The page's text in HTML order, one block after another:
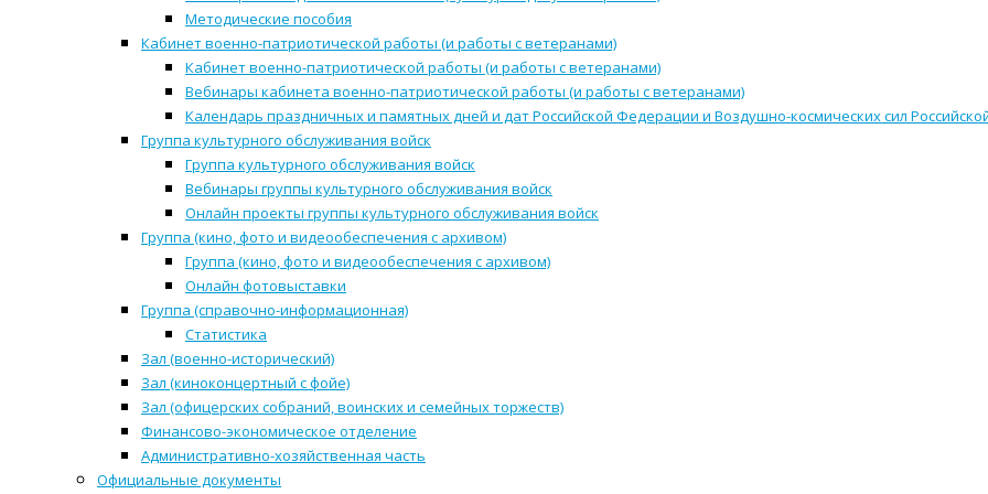
Методические пособия
Кабинет военно-патриотической работы (и работы с ветеранами)
Кабинет военно-патриотической работы (и работы с ветеранами)
Вебинары кабинета военно-патриотической работы (и работы с ветеранами)
Календарь праздничных и памятных дней и дат Российской Федерации и Воздушно-космических сил
Группа культурного обслуживания войск
Группа культурного обслуживания войск
Вебинары группы культурного обслуживания войск
Онлайн проекты группы культурного обслуживания войск
Группа (кино, фото и видеообеспечения с архивом)
Группа (кино, фото и видеообеспечения с архивом)
Онлайн фотовыставки
Группа (справочно-информационная)
Статистика
Зал (военно-исторический)
Зал (киноконцертный с фойе)
Зал (офицерских собраний, воинских и семейных торжеств)
Финансово-экономическое отделение
Административно-хозяйственная часть
Официальные документы